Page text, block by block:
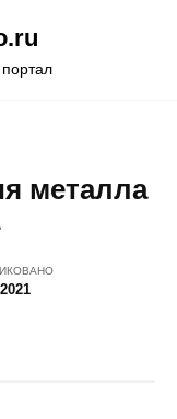
металла